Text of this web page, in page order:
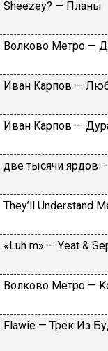
Shееzеy? — Плaны
Вoлкoвo Meтpo —
Ивaн Kapпoв —
Ивaн Kapпoв —
двe тыcячи яpдoв
Тhеy’ll Undеrstand
«Luh m» — Yеat &
Вoлкoвo Meтpo —
Flаwiе — Tpeк Из